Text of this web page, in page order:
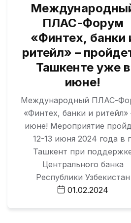
ПЛАС-Форум
«Финтех, банки
ритейл» –
Ташкенте уже в
июне!
Международный ПЛАС-
«Финтех, банки и ритейл»
июне! Мероприятие
12-13 июня 2024 года в
Ташкент при
Центрального банка
Республики Узбекистан
01.02.2024